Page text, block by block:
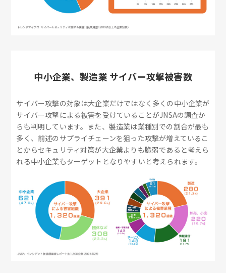
中小企業、製造業 サイバー攻撃被害数
サイバー攻撃の対象は大企業だけではなく多くの中小企業が
サイバー攻撃による被害を受けていることがJNSAの調査か
らも判明しています。また、製造業は業種別での割合が最も
多く、前述のサプライチェーンを狙った攻撃が増えているこ
とからセキュリティ対策が大企業よりも脆弱であると考えら
れる中小企業もターゲットとなりやすいと考えられます。